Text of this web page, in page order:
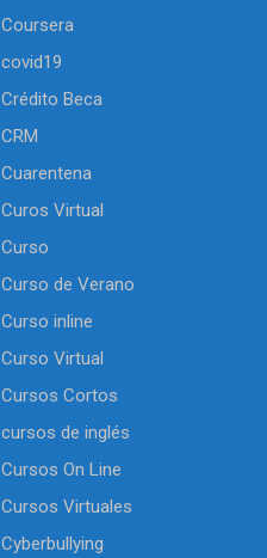
Coursera
covid19
Crédito Beca
CRM
Cuarentena
Curos Virtual
Curso
Curso de Verano
Curso inline
Curso Virtual
Cursos Cortos
cursos de inglés
Cursos On Line
Cursos Virtuales
Cyberbullying